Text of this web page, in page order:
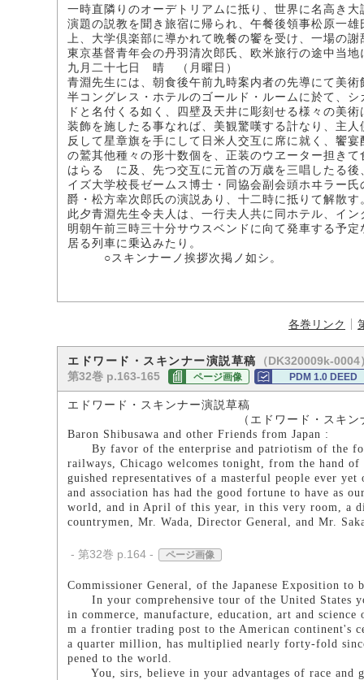
一時直隣りのオーデトリアムに抵り、世界に名高き
演題の説教を聞き旅宿に帰られ、午餐後領事松原一
上、大学倶楽部に導かれて晩餐の饗を受け、一場の
東京基督青年会の丹羽清次郎氏、欧米旅行の途中当
九月二十七日 晴 （月曜日）
青淵先生には、朝食後午前九時案内者の先導にて美
半コングレス・ホテルのゴールド・ルームに於て、
ドと名付くる如く、四壁及天井に彫刻せる様々の美
装飾を施したる事なれば、美観驚嘆する計なり、主
反して星章旗を手にして日米人交互に席に就く、饗
の鷲其他種々の形十数個を、正装のウヱーター担き
はらるゝに及、先つ交互に元首の万歳を三唱したる
イズ大学校長ゼームス博士・同協会副会頭ホヰラー
爵・松方幸次郎氏の演説あり、十二時に抵りて解散す
此夕青淵先生令夫人は、一行夫人共に同ホテル、イ
明朝午前三時三十分サウスベンドに向て発車する予
居る列車に乗込みたり。
○スキンナーノ挨拶次掲ノ如シ。
各巻リンク
エドワード・スキンナー演説草稿
（DK320009k-0004
第32巻 p.163-165
ページ画像 PDM 1.0 DEED
エドワード・スキンナー演説草稿
（エドワード・スキンナー
Baron Shibusawa and other Friends from Japan :
By favor of the enterprise and patriotism of the
railways, Chicago welcomes tonight, from the hand
guished representatives of a masterful people ever
and association has had the good fortune to have as
world, and in April of this year, in this very room, a
countrymen, Mr. Wada, Director General, and Mr.
- 第32巻 p.164 - ページ画像
Commissioner General, of the Japanese Exposition to
In your comprehensive tour of the United States
in commerce, manufacture, education, art and
m a frontier trading post to the American continent's
a quarter million, has multiplied nearly forty-fold
pened to the world.
You, sirs, believe in your advantages of race and